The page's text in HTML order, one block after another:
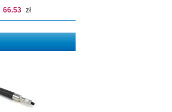
66.53 zł